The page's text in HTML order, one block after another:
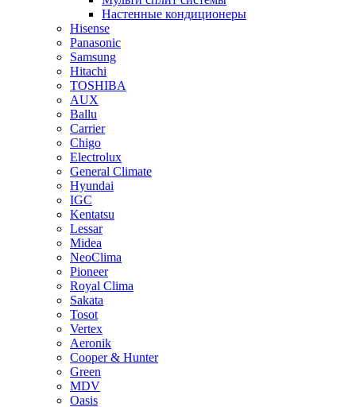
Настенные кондиционеры
Hisense
Panasonic
Samsung
Hitachi
TOSHIBA
AUX
Ballu
Carrier
Chigo
Electrolux
General Climate
Hyundai
IGC
Kentatsu
Lessar
Midea
NeoClima
Pioneer
Royal Clima
Sakata
Tosot
Vertex
Aeronik
Cooper & Hunter
Green
MDV
Oasis